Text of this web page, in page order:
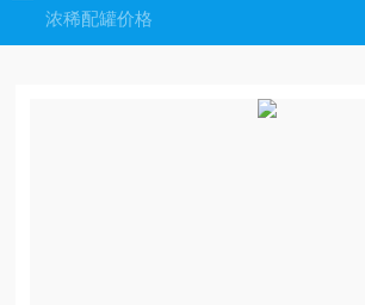
浓稀配罐价格